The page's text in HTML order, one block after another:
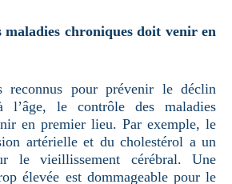
maladies chroniques doit venir en
reconnus pour prévenir le déclin
l’âge, le contrôle des maladies
en premier lieu. Par exemple, le
artérielle et du cholestérol a un
le vieillissement cérébral. Une
élevée est dommageable pour le